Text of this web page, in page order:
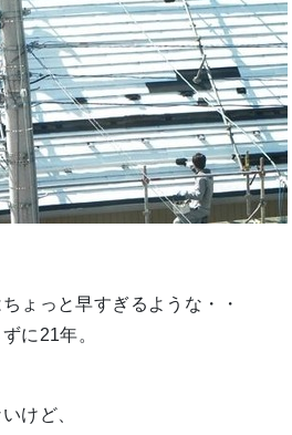
ょっと早すぎるような・・
に21年。
けど、